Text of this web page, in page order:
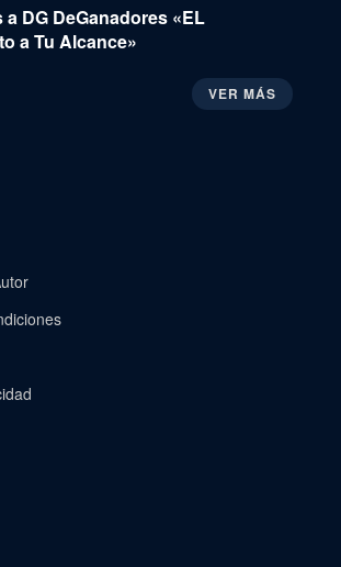
DG DeGanadores «EL
a Tu Alcance»
VER MÁS